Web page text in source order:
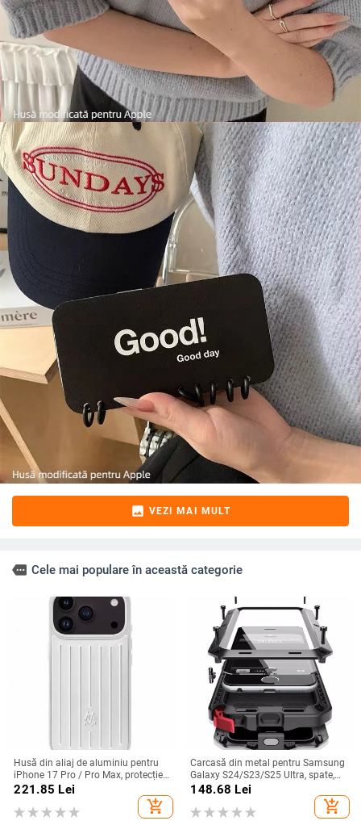
image VEZI MAI MULT
more Cele mai populare în această categorie
Husă din aliaj de aluminiu pentru
iPhone 17 Pro / Pro Max, protecție
anti-cădere, închidere magnetică,
turnare prin injecție, posibilitate de
personalizare
221.85 Lei
add_shopping_cart
Carcasă din metal pentru Samsung
Galaxy S24/S23/S25 Ultra, spate,
prelucrată, personalizabilă, disipare
căldură, anti-cadere, anti-amprentă
148.68 Lei
add_shopping_cart